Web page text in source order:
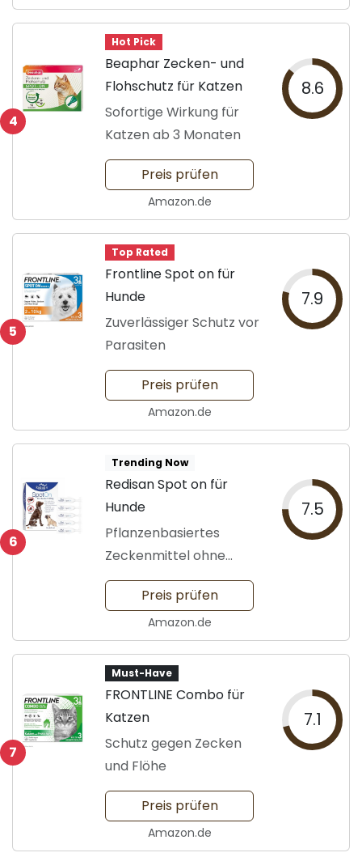
4
Hot Pick
Beaphar Zecken- und
Flohschutz für Katzen
Sofortige Wirkung für
Katzen ab 3 Monaten
8.6
Preis prüfen
Amazon.de
5
Top Rated
Frontline Spot on für
Hunde
Zuverlässiger Schutz vor
Parasiten
7.9
Preis prüfen
Amazon.de
6
Trending Now
Redisan Spot on für
Hunde
Pflanzenbasiertes
Zeckenmittel ohne
Chemie
7.5
Preis prüfen
Amazon.de
7
Must-Have
FRONTLINE Combo für
Katzen
Schutz gegen Zecken
und Flöhe
7.1
Preis prüfen
Amazon.de